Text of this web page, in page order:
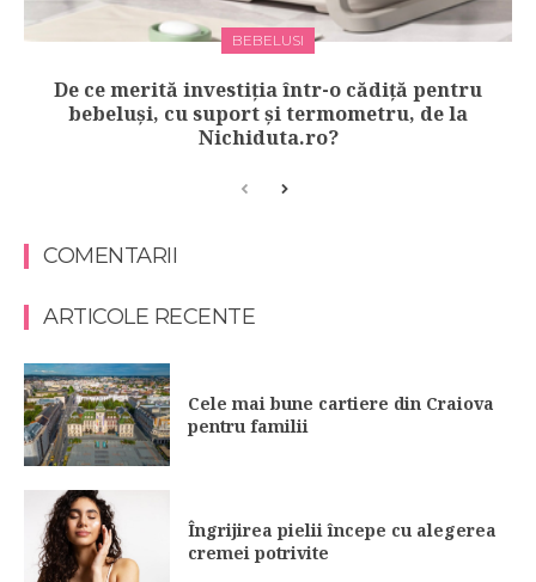
BEBELUSI
De ce merită investiția într-o cădiță pentru
bebeluși, cu suport și termometru, de la
Nichiduta.ro?
COMENTARII
ARTICOLE RECENTE
Cele mai bune cartiere din Craiova
pentru familii
Îngrijirea pielii începe cu alegerea
cremei potrivite